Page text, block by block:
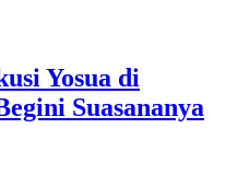
Yosua di
Suasananya